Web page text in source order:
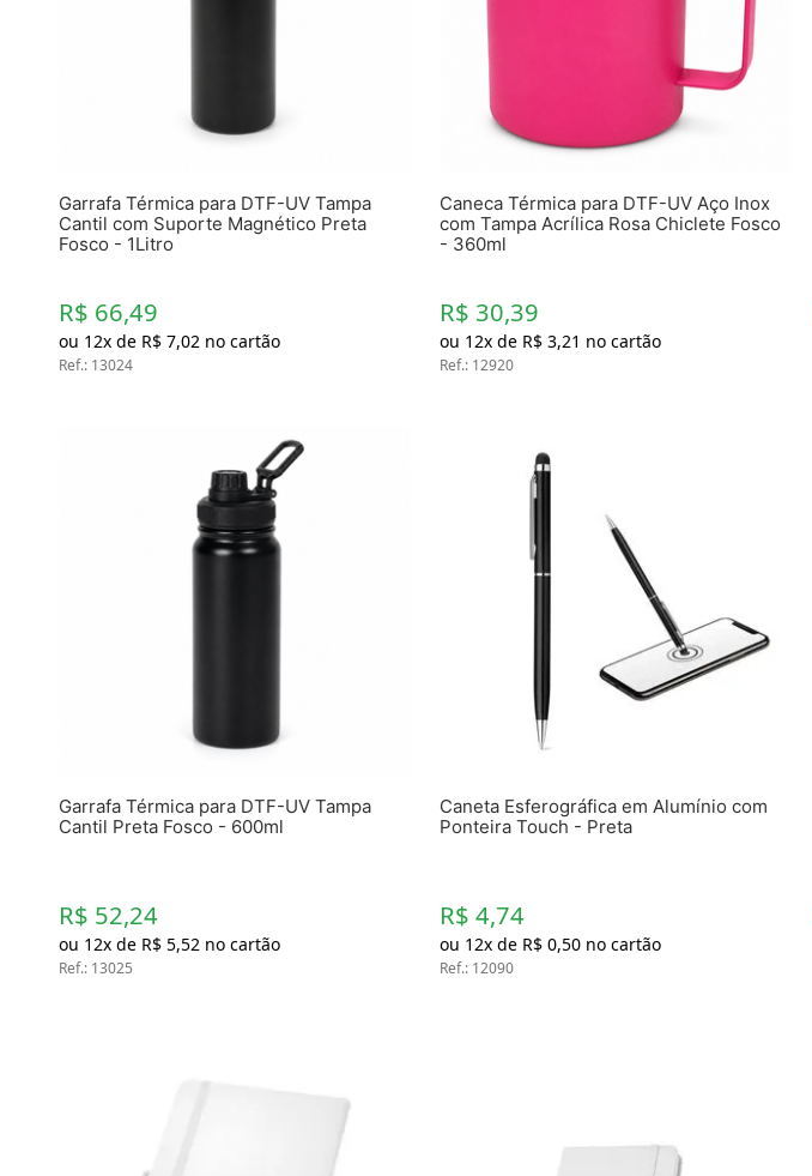
Pedra
Porcelana
Vidro
Imã
Produtos para Sublimação
Guarda-chuvas
Produtos de Imã
Máscara
MDF
Placas
Garrafa Térmica para DTF-UV Tampa
Cantil com Suporte Magnético Preta
Fosco - 1Litro
R$ 66,49
ou 12x de R$ 7,02 no cartão
Ref.: 13024
Caneca Térmica para DTF-UV Aço Inox
com Tampa Acrílica Rosa Chiclete Fosco
- 360ml
R$ 30,39
ou 12x de R$ 3,21 no cartão
Ref.: 12920
Garrafa Térmica para DTF-UV Tampa
Cantil Preta Fosco - 600ml
R$ 52,24
ou 12x de R$ 5,52 no cartão
Ref.: 13025
Caneta Esferográfica em Alumínio com
Ponteira Touch - Preta
R$ 4,74
ou 12x de R$ 0,50no cartão
Ref.: 12090